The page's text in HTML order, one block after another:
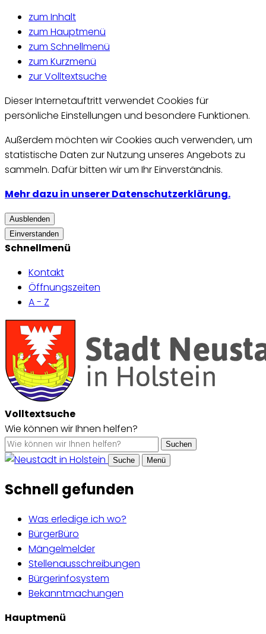
zum Inhalt
zum Hauptmenü
zum Schnellmenü
zum Kurzmenü
zur Volltextsuche
Dieser Internetauftritt verwendet Cookies für
persönliche Einstellungen und besondere Funktionen.
Außerdem möchten wir Cookies auch verwenden, um
statistische Daten zur Nutzung unseres Angebots zu
sammeln. Dafür bitten wir um Ihr Einverständnis.
Mehr dazu in unserer Datenschutzerklärung.
Ausblenden
Einverstanden
Schnellmenü
Kontakt
Öffnungszeiten
A - Z
Volltextsuche
Wie können wir Ihnen helfen?
Suchen
Suche
Menü
Schnell gefunden
Was erledige ich wo?
BürgerBüro
Mängelmelder
Stellenausschreibungen
Bürgerinfosystem
Bekanntmachungen
Hauptmenü